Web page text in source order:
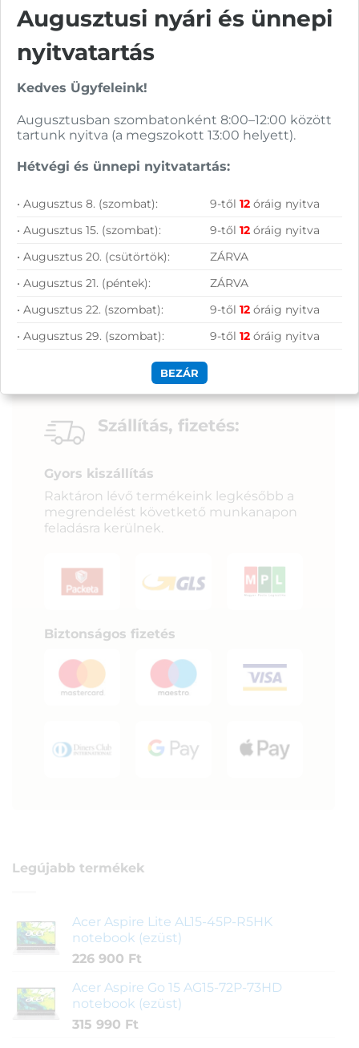
Vásárolj nálunk!
Garanciavállalás
Hűségprogram
Szolgáltatásaink vállalkozásoknak
Szállítás, fizetés:
Gyors kiszállítás
Raktáron lévő termékeink legkésőbb a
megrendelést követkető munkanapon
feladásra kerülnek.
Biztonságos fizetés
Legújabb termékek
Acer Aspire Lite AL15-45P-R5HK
notebook (ezüst)
226 900 Ft
Acer Aspire Go 15 AG15-72P-73HD
notebook (ezüst)
315 990 Ft
Augusztusi nyári és ünnepi
nyitvatartás
Kedves Ügyfeleink!
Augusztusban szombatonként 8:00–12:00 között
tartunk nyitva (a megszokott 13:00 helyett).
Hétvégi és ünnepi nyitvatartás:
• Augusztus 8. (szombat): 9-től12 óráig nyitva
• Augusztus 15. (szombat):
9-től12 óráig nyitva
• Augusztus 20. (csütörtök):
ZÁRVA
• Augusztus 21. (péntek):
ZÁRVA
• Augusztus 22. (szombat):
9-től12 óráig nyitva
• Augusztus 29. (szombat):
9-től12 óráig nyitva
BEZÁR